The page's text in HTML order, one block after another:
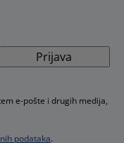
Prijava
e-pošte i drugih medija,
podataka.